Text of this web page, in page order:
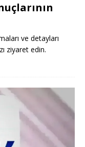
ve detayları
ziyaret edin.